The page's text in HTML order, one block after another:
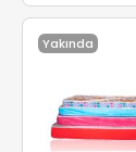
Yakında